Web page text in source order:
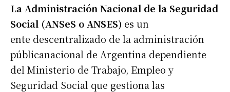
La Administración Nacional de la Seguridad
Social (ANSeS o ANSES) es un
ente descentralizado de la administración
públicanacional de Argentina dependiente
del Ministerio de Trabajo, Empleo y
Seguridad Social que gestiona las